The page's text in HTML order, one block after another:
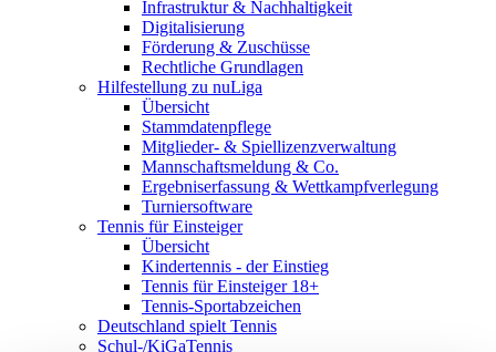
Infrastruktur & Nachhaltigkeit
Digitalisierung
Förderung & Zuschüsse
Rechtliche Grundlagen
Hilfestellung zu nuLiga
Übersicht
Stammdatenpflege
Mitglieder- & Spiellizenzverwaltung
Mannschaftsmeldung & Co.
Ergebniserfassung & Wettkampfverlegung
Turniersoftware
Tennis für Einsteiger
Übersicht
Kindertennis - der Einstieg
Tennis für Einsteiger 18+
Tennis-Sportabzeichen
Deutschland spielt Tennis
Schul-/KiGaTennis